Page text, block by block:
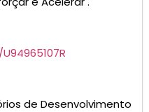
de Desenvolvimento